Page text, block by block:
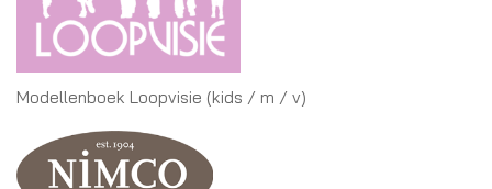
Modellenboek Loopvisie (kids / m / v)